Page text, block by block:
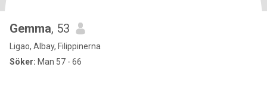
Gemma, 53
Ligao, Albay, Filippinerna
Söker: Man 57 - 66